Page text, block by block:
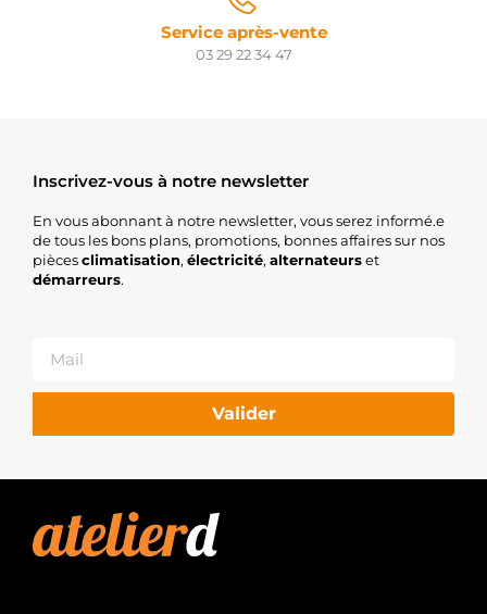
Service après-vente
03 29 22 34 47
Inscrivez-vous à notre newsletter
En vous abonnant à notre newsletter, vous serez informé.e
de tous les bons plans, promotions, bonnes affaires sur nos
piècesclimatisation, électricité, alternateurset
démarreurs.
Valider